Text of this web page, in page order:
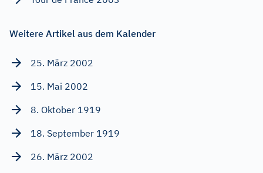
Weitere Artikel aus dem Kalender
25. März 2002
15. Mai 2002
8. Oktober 1919
18. September 1919
26. März 2002